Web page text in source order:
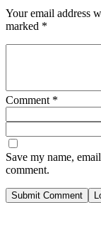
Your email address
marked *
Comment *
Save my name,
comment.
Submit Comment